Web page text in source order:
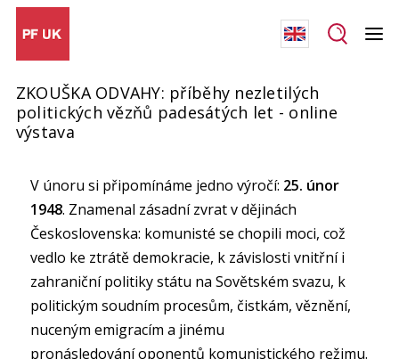
ZKOUŠKA ODVAHY: příběhy nezletilých
politických vězňů padesátých let - online
výstava
V únoru si připomínáme jedno výročí: 25. únor
1948. Znamenal zásadní zvrat v dějinách
Československa: komunisté se chopili moci, což
vedlo ke ztrátě demokracie, k závislosti vnitřní i
zahraničnípolitiky státu na Sovětském svazu, k
politickým soudním procesům, čistkám, věznění,
nuceným emigracím a jinému
pronásledování oponentů komunistického režimu.